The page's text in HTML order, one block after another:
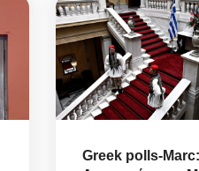
Greek polls-Marc: